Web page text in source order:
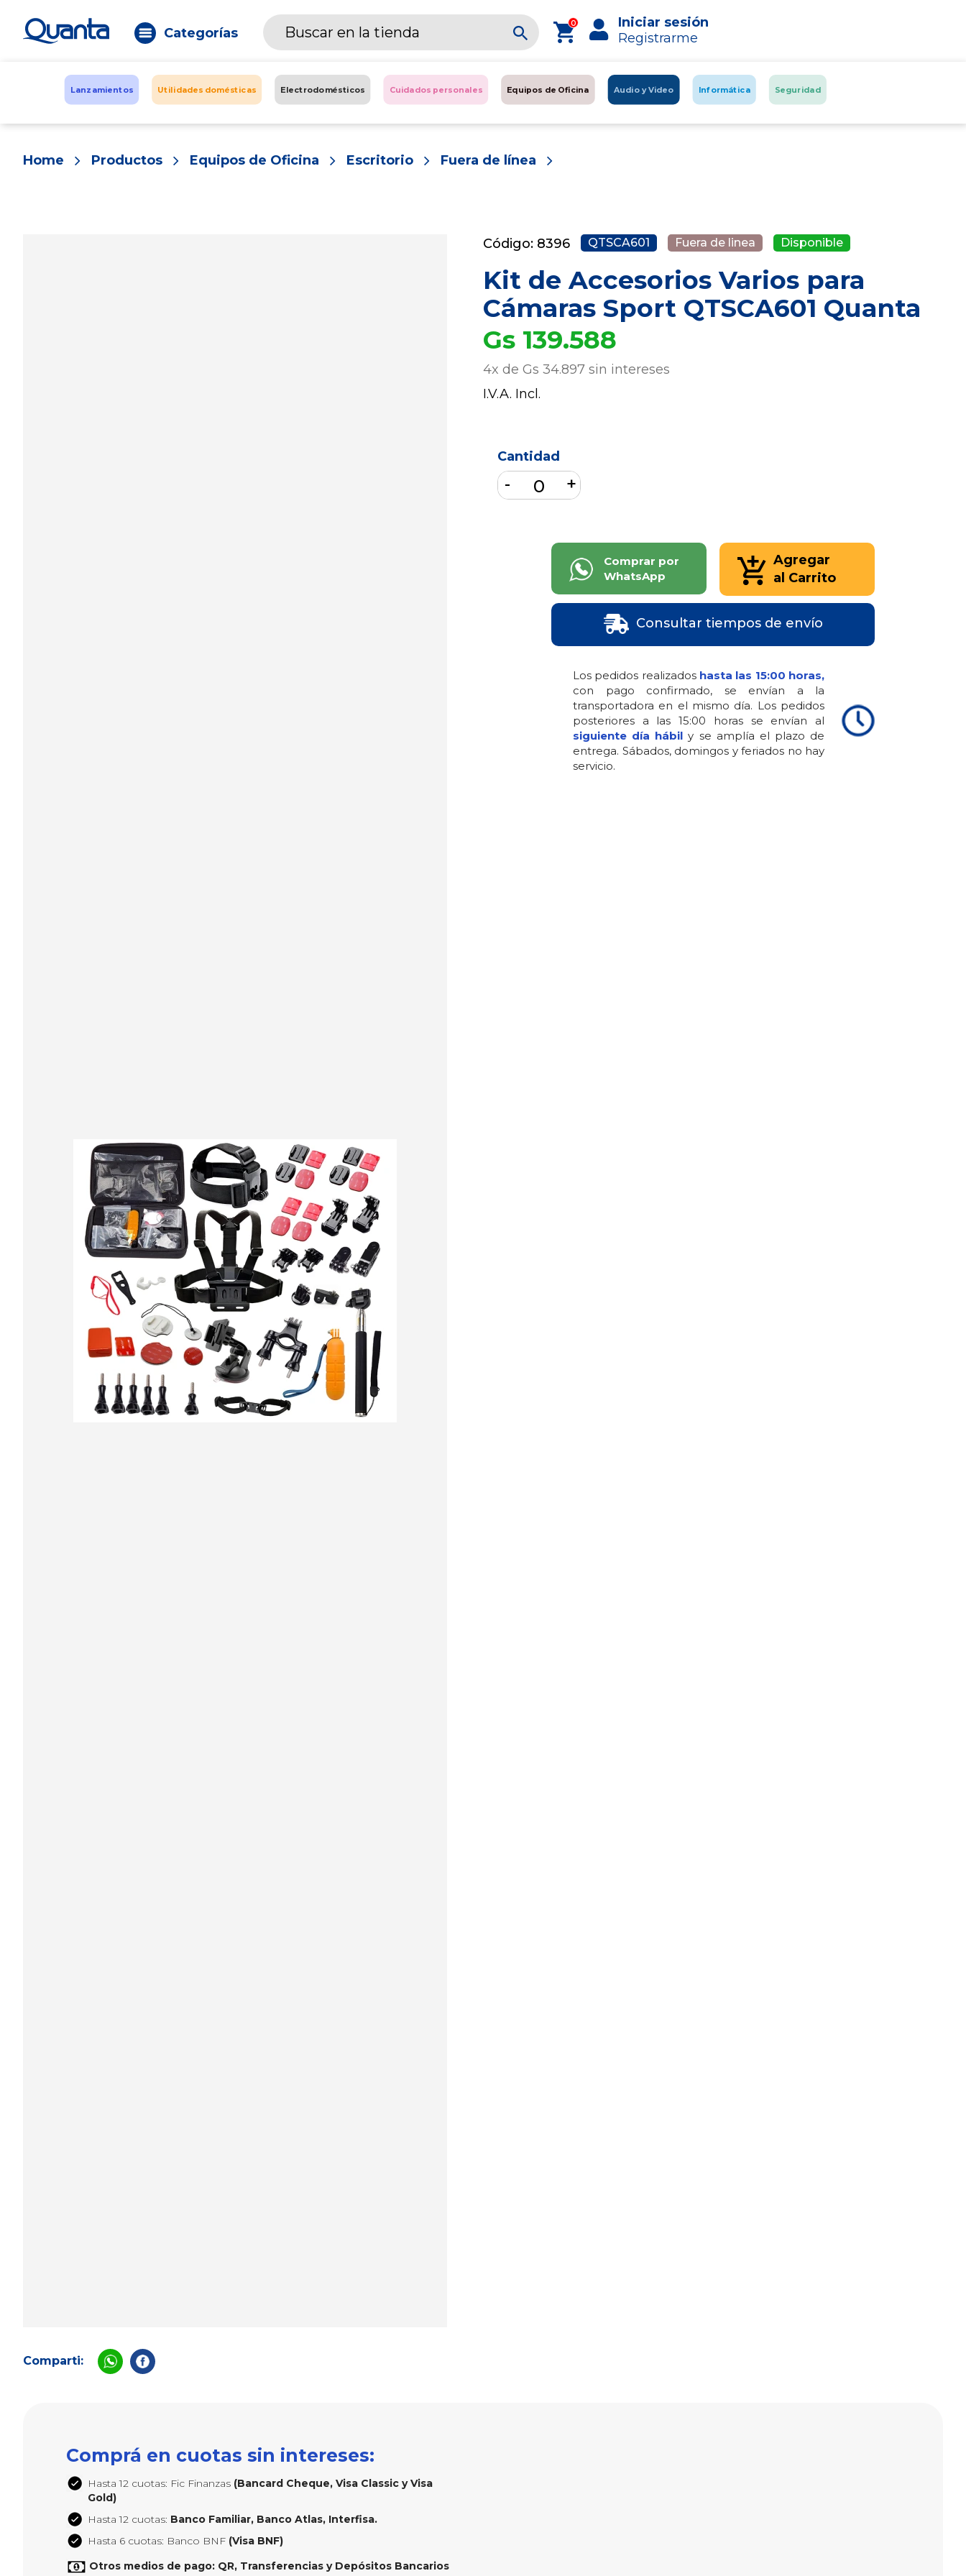
Categorías
0
Iniciar sesión
Registrarme
Lanzamientos Utilidades domésticas Electrodomésticos Cuidados personales Equipos de Oficina Audio y Video Informática Seguridad
Home Productos Equipos de Oficina Escritorio Fuera de línea
Comparti:
Código: 8396 QTSCA601 Fuera de linea Disponible
Kit de Accesorios Varios para
Cámaras Sport QTSCA601 Quanta
Gs 139.588
4x de Gs 34.897 sin intereses
I.V.A. Incl.
Cantidad
Comprar por
WhatsApp
Agregar
al Carrito
Consultar tiempos de envío
Los pedidos realizados hasta las 15:00 horas,
con pago confirmado, se envían a la
transportadora en el mismo día. Los pedidos
posteriores a las 15:00 horas se envían al
siguiente día hábil y se amplía el plazo de
entrega. Sábados, domingos y feriados no hay
servicio.
Comprá en cuotas sin intereses:
Hasta 12 cuotas: Fic Finanzas (Bancard Cheque, Visa Classic y Visa
Gold)
Hasta 12 cuotas: Banco Familiar, Banco Atlas, Interfisa.
Hasta 6 cuotas: Banco BNF (Visa BNF)
Otros medios de pago: QR, Transferencias y Depósitos Bancarios